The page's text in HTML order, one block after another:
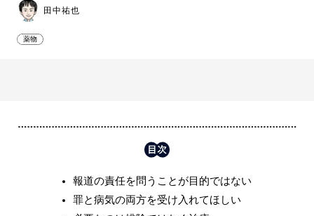
田中祐也
薬物
報道の責任を問うことが目的ではない
罪と病気の両方を受け入れてほしい